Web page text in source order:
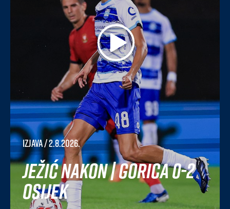
Izjava/ 2.8.2026.
Ježić nakon | Gorica 0-2
Osijek